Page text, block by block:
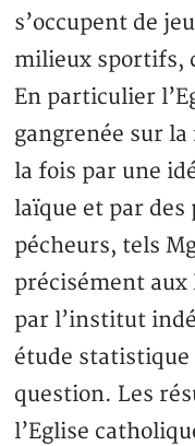
s’occupent de
milieux sportifs,
En particulier
gangrenée sur
la fois par une
laïque et par
pécheurs, tels
précisément aux
par l’institut
étude statistique
question. Les
l’Eglise